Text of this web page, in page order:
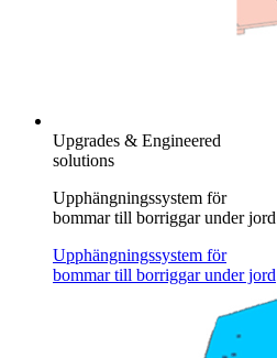
Upgrades & Engineered
solutions
Upphängningssystem för
bommar till borriggar under jord
Upphängningssystem för
bommar till borriggar under jord